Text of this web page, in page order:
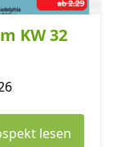
KW 32
lesen